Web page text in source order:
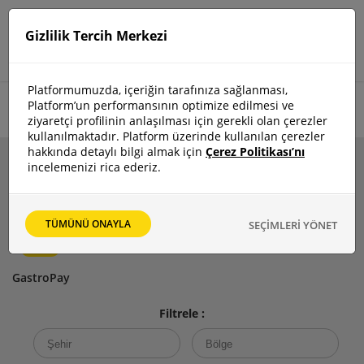
Gizlilik Tercih Merkezi
Platformumuzda, içeriğin tarafınıza sağlanması,
Platform’un performansının optimize edilmesi ve
ziyaretçi profilinin anlaşılması için gerekli olan çerezler
kullanılmaktadır. Platform üzerinde kullanılan çerezler
hakkında detaylı bilgi almak için Çerez Politikası’nı
incelemenizi rica ederiz.
TÜMÜNÜ ONAYLA SEÇİMLERİ YÖNET
Anasayfa > Restoranlar
GastroMekanlar
GastroClub
GastroPay
Filtrele :